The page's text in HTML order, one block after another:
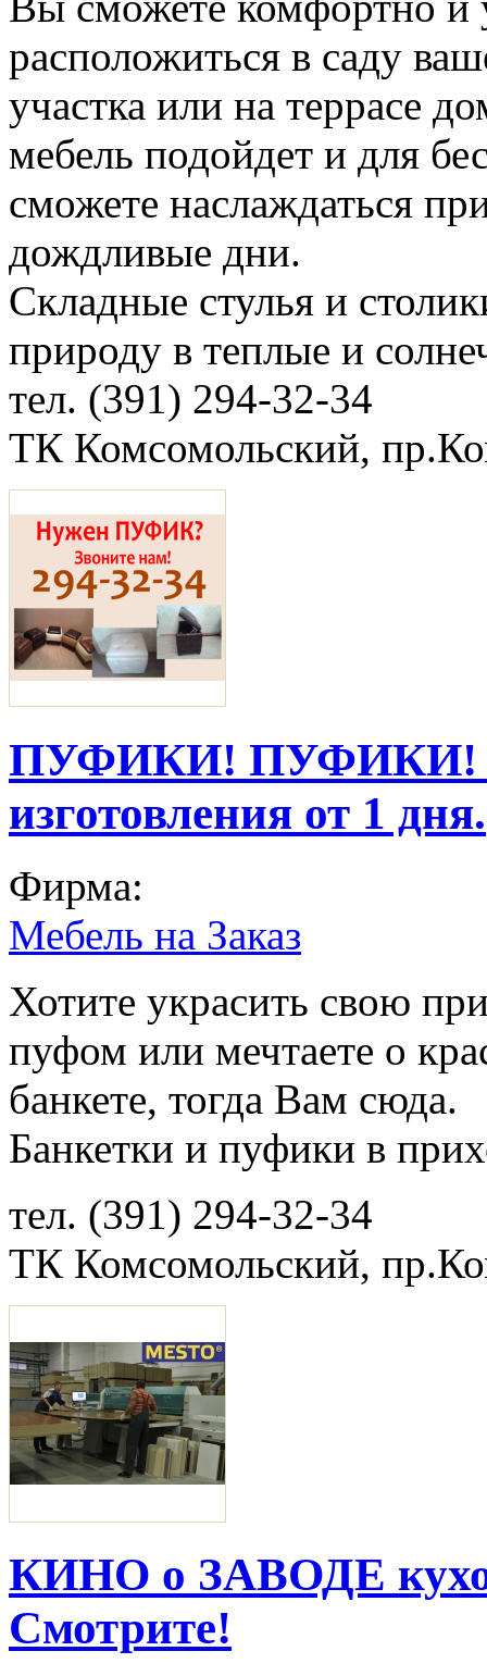
расположиться в саду
участка или на террасе
мебель подойдет и для
сможете наслаждаться
дождливые дни.
Складные стулья и
природу в теплые и
тел. (391) 294-32-34
ТК Комсомольский,
ПУФИКИ! ПУФИКИ!
изготовления от 1 дня.
Фирма:
Мебель на Заказ
Хотите украсить свою
пуфом или мечтаете о
банкете, тогда Вам сюда.
Банкетки и пуфики в
тел. (391) 294-32-34
ТК Комсомольский,
КИНО о ЗАВОДЕ
Смотрите!